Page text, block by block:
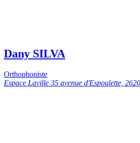
Dany SILVA
Orthophoniste
Espace Laville 35 avenue d'Espoulette,